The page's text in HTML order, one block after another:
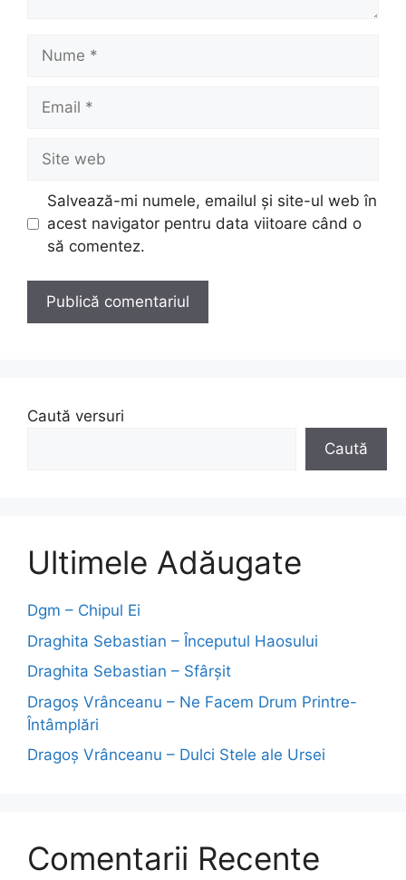
web
Salvează-mi numele, emailul și site-ul web în
acest navigator pentru data viitoare când o
să comentez.
Caută versuri
Caută
Ultimele Adăugate
Dgm – Chipul Ei
Draghita Sebastian – Începutul Haosului
Draghita Sebastian – Sfârșit
Dragoş Vrânceanu – Ne Facem Drum Printre-
Întâmplări
Dragoş Vrânceanu – Dulci Stele ale Ursei
Comentarii Recente